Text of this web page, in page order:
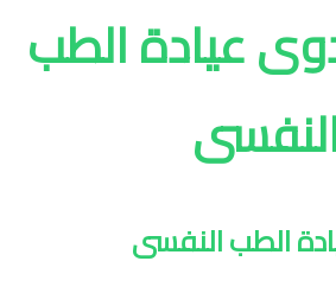
عيادة الطب
الطب النفسى